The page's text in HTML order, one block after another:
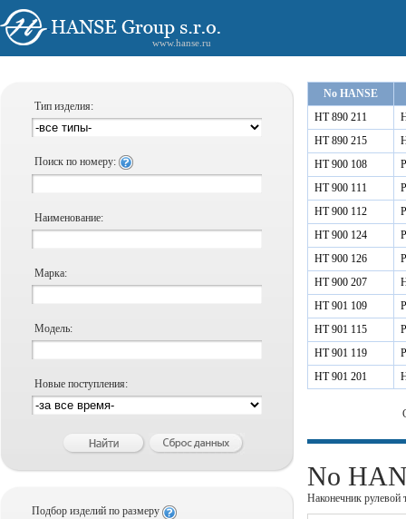
www.hanse.ru
Тип изделия:
Поиск по номеру:
Наименование:
Марка:
Модель:
Новые поступления:
Подбор изделий по размеру
No HANSE
HT 890 211
HT 890 215
HT 900 108
HT 900 111
HT 900 112
HT 900 124
HT 900 126
HT 900 207
HT 901 109
HT 901 115
HT 901 119
HT 901 201
No
Наконечник рулевой